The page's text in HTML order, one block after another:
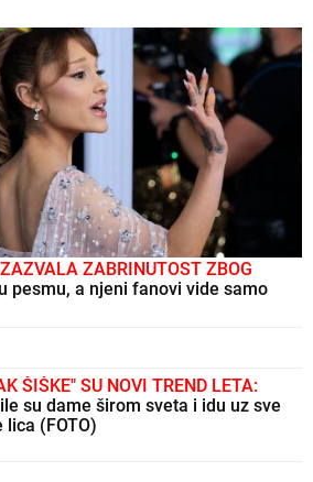
ZABRINUTOST ZBOG
pesmu, a njeni fanovi vide samo
ŠIŠKE" SU NOVI TREND LETA:
su dame širom sveta i idu uz sve
lica (FOTO)